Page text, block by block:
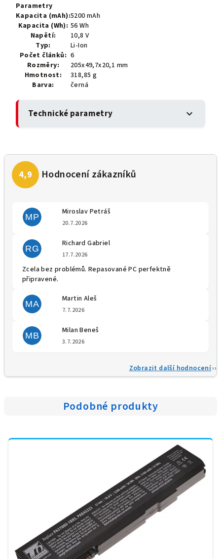
Parametry
Kapacita (mAh):5200 mAh
Kapacita (Wh): 56 Wh
Napětí:
10,8 V
Typ:
Li-Ion
Počet článků: 6
Rozměry:
205x49,7x20,1 mm
Hmotnost:
318,85 g
Barva:
černá
Technické parametry expand_more
MP
Miroslav Petráš
20.7.2026
RG
Richard Gabriel
17.7.2026
Zcela bez problémů. Repasované PC perfektně
připravené.
MA
Martin Aleš
7.7.2026
MB
Milan Beneš
3.7.2026
Zobrazit další hodnocení
Podobné produkty